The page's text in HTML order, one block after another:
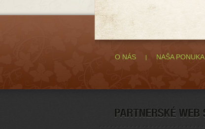
O NÁS NAŠA PONUKA